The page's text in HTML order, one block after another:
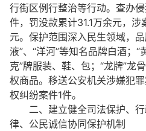
行街区例行整治等行动。查办
件，罚没款累计31.1万余元，
元。保护范围深入民生领域，品
液”、“洋河”等知名品牌白酒；“
克”牌服装、鞋、包；“龙牌”龙
权商品。移送公安机关涉嫌犯
权纠纷案件1件。
二、建立健全司法保护、
律、公民诚信协同保护机制